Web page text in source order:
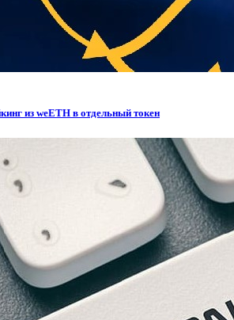
из weETH в отдельный токен